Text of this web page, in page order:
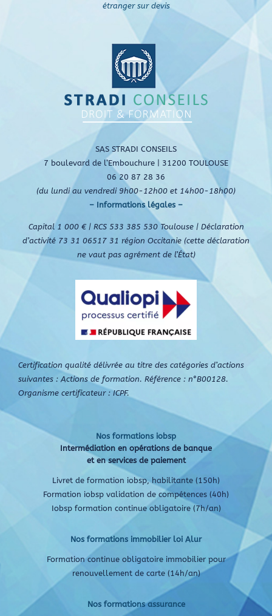
étranger sur devis
SAS STRADI CONSEILS
7 boulevard de l’Embouchure | 31200 TOULOUSE
06 20 87 28 36
(du lundi au vendredi 9h00-12h00 et 14h00-18h00)
– Informations légales –
Capital 1 000 € | RCS 533 385 530 Toulouse | Déclaration
d’activité 73 31 06517 31 région Occitanie (cette déclaration
ne vaut pas agrément de l’État)
Certification qualité délivrée au titre des catégories d’actions
suivantes : Actions de formation. Référence : n°B00128.
Organisme certificateur : ICPF.
Nos formations iobsp
Intermédiation en opérations de banque
et en services de paiement
Livret de formation iobsp, habilitante (150h)
Formation iobsp validation de compétences (40h)
Iobsp formation continue obligatoire (7h/an)
Nos formations immobilier loi Alur
Formation continue obligatoire immobilier pour
renouvellement de carte (14h/an)
Nos formations assurance